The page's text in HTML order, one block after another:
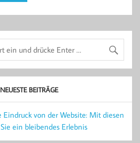
NEUESTE BEITRÄGE
Eindruck von der Website: Mit diesen
ein bleibendes Erlebnis